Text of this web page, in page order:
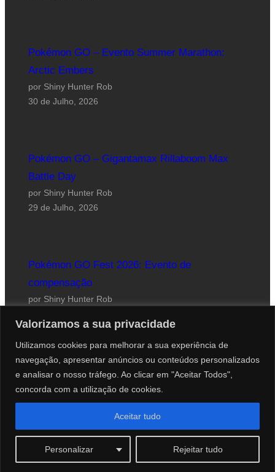
Valorizamos a sua privacidade
Utilizamos cookies para melhorar a sua experiência de
navegação, apresentar anúncios ou conteúdos personalizados
e analisar o nosso tráfego. Ao clicar em "Aceitar Todos",
concorda com a utilização de cookies.
Personalizar Rejeitar tudo
Aceitar tudo
Pokémon GO – Evento Summer Marathon:
Arctic Embers
por Shiny Hunter Rob
30 de Julho, 2026
Pokémon GO – Gigantamax Rillaboom Max
Battle Day
por Shiny Hunter Rob
29 de Julho, 2026
Pokémon GO Fest 2026: Evento de
compensação
por Shiny Hunter Rob
Website desenhado por Roberto Coutinho
© 2012-2026 PokéCenter Blog